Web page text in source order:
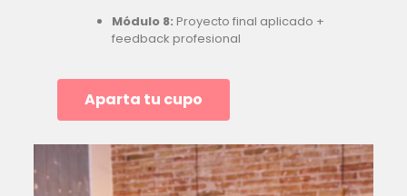
Módulo 8: Proyecto final aplicado +
feedback profesional
Aparta tu cupo